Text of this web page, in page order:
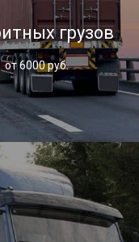
грузов
от 6000 руб.